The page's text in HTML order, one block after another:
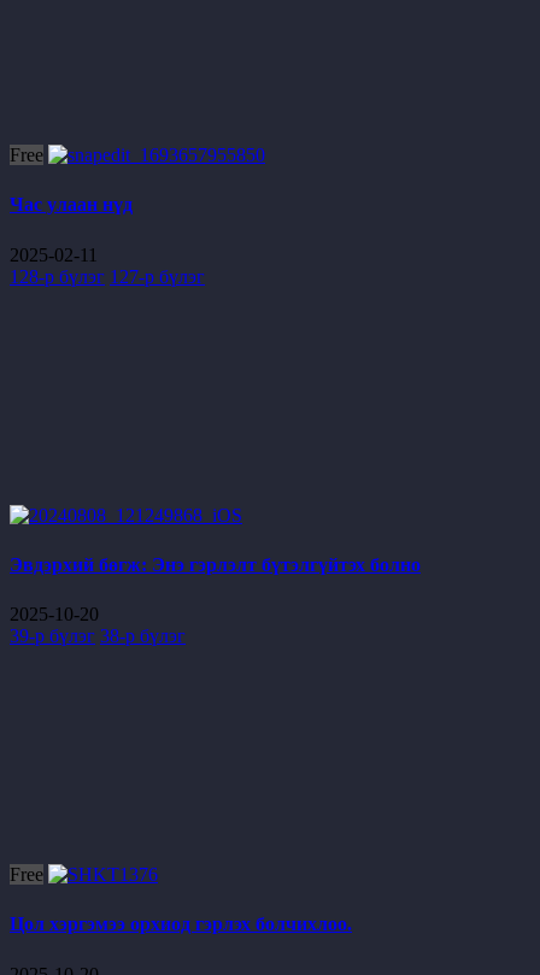
Free
Час улаан нүд
2025-02-11
128-р бүлэг 127-р бүлэг
Эвдэрхий бөгж: Энэ гэрлэлт бүтэлгүйтэх болно
2025-10-20
39-р бүлэг 38-р бүлэг
Free
Цол хэргэмээ орхиод гэрлэх болчихлоо.